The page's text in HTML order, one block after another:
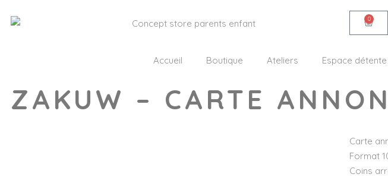
0
Accueil Boutique Ateliers Espace
ZAKUW – CARTE
Carte
Format
Coins